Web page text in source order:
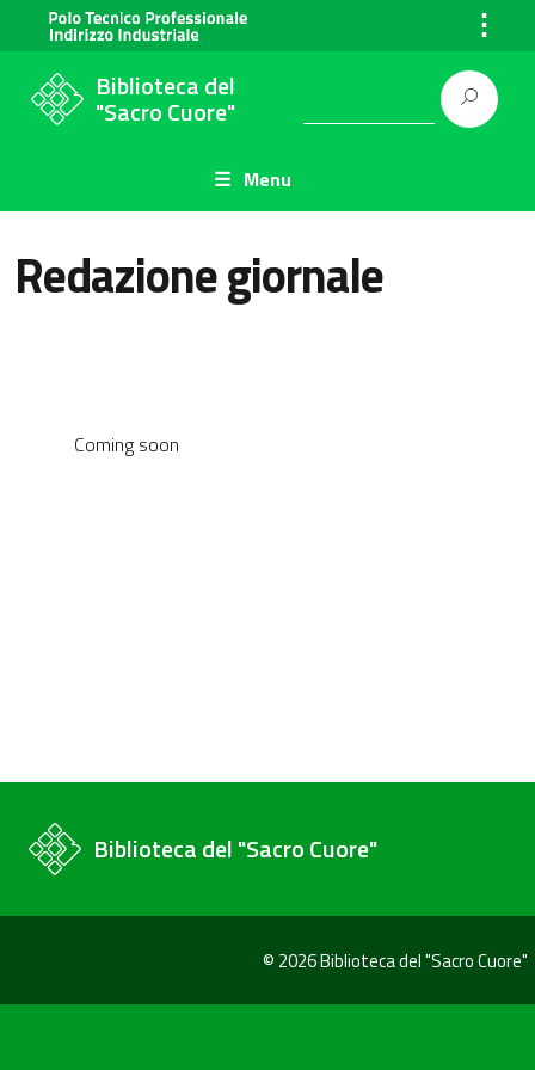
⋮
Biblioteca del
"Sacro Cuore"
Menu
Redazione giornale
Coming soon
Biblioteca del "Sacro Cuore"
© 2026 Biblioteca del "Sacro Cuore"